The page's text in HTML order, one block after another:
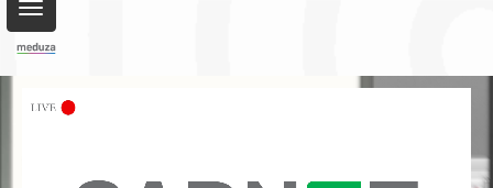
Toggle
navigation